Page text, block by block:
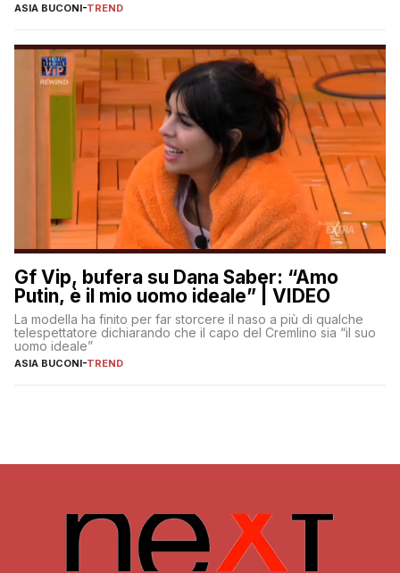
ASIA BUCONI-TREND
Gf Vip, bufera su Dana Saber: “Amo
Putin, è il mio uomo ideale” | VIDEO
La modella ha finito per far storcere il naso a più di qualche
telespettatore dichiarando che il capo del Cremlino sia “il suo
uomo ideale”
ASIA BUCONI-TREND